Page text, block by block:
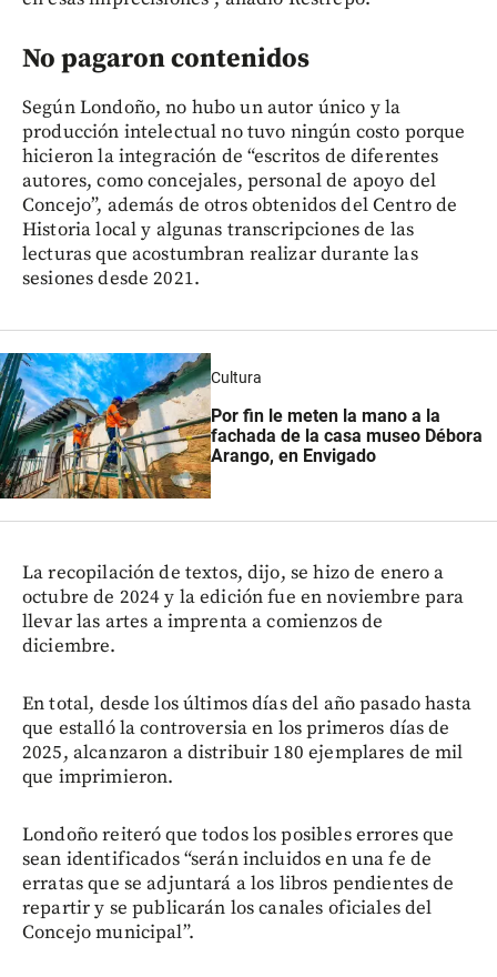
No pagaron contenidos
Según Londoño, no hubo un autor único y la
producción intelectual no tuvo ningún costo porque
hicieron la integración de “escritos de diferentes
autores, como concejales, personal de apoyo del
Concejo”, además de otros obtenidos del Centro de
Historia local y algunas transcripciones de las
lecturas que acostumbran realizar durante las
sesiones desde 2021.
Cultura
Por fin le meten la mano a la
fachada de la casa museo Débora
Arango, en Envigado
La recopilación de textos, dijo, se hizo de enero a
octubre de 2024 y la edición fue en noviembre para
llevar las artes a imprenta a comienzos de
diciembre.
En total, desde los últimos días del año pasado hasta
que estalló la controversia en los primeros días de
2025, alcanzaron a distribuir 180 ejemplares de mil
que imprimieron.
Londoño reiteró que todos los posibles errores que
sean identificados “serán incluidos en una fe de
erratas que se adjuntará a los libros pendientes de
repartir y se publicarán los canales oficiales del
Concejo municipal”.